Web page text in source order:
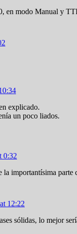
en modo Manual y
explicado.
un poco liados.
0:32
importantísima
12:22
sólidas, lo mejor